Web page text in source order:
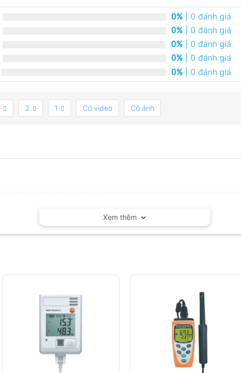
0% | 0 đánh giá
0% | 0 đánh giá
0% | 0 đánh giá
0% | 0 đánh giá
0% | 0 đánh giá
2 1 Có video Có ảnh
Xem thêm